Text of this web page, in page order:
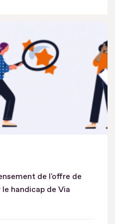
de l'offre de
handicap de Via